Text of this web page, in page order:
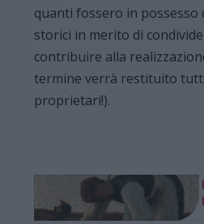
quanti fossero in
storici in merito di
contribuire alla
termine verrà restituito
proprietari!).